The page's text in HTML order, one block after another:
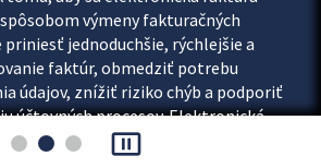
výmeny fakturačných
priniesť jednoduchšie, rýchlejšie a
faktúr, obmedziť potrebu
údajov, znížiť riziko chýb a podporiť
účtovných procesov. Elektronická
pause_presentation